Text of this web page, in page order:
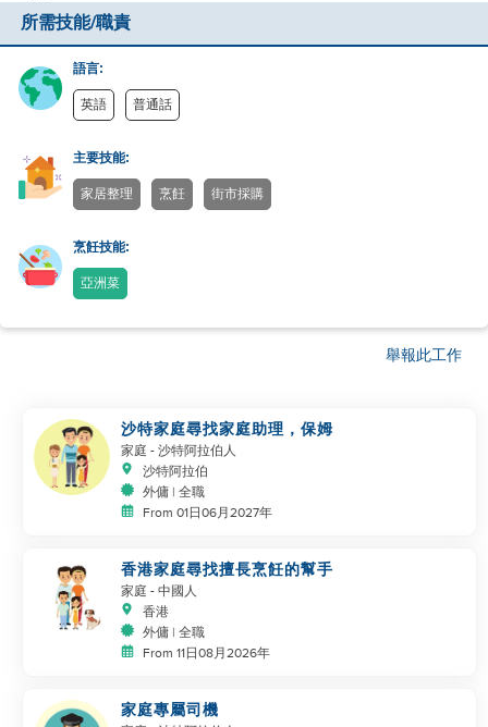
所需技能/職責
語言:
英語 普通話
主要技能:
家居整理 烹飪 街市採購
烹飪技能:
亞洲菜
舉報此工作
沙特家庭尋找家庭助理，保姆
家庭 - 沙特阿拉伯人
沙特阿拉伯
外傭 | 全職
From 01日06月2027年
香港家庭尋找擅長烹飪的幫手
家庭 - 中國人
香港
外傭 | 全職
From 11日08月2026年
家庭專屬司機